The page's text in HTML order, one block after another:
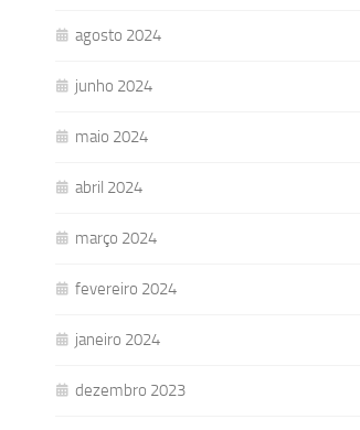
agosto 2024
junho 2024
maio 2024
abril 2024
março 2024
fevereiro 2024
janeiro 2024
dezembro 2023